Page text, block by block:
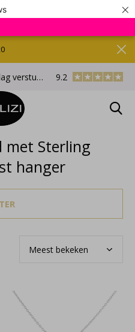
×
verstuurd Gratis
9.2
met Sterling
hanger